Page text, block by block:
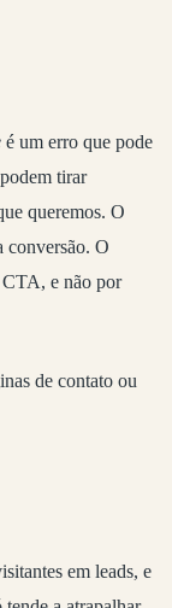
é um erro que pode
tirar
queremos. O
conversão. O
e não por
de contato ou
em leads, e